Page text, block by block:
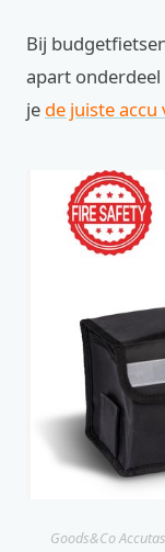
Bij
apart
je de juiste
Goods&Co